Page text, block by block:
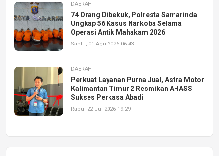
DAERAH
74 Orang Dibekuk, Polresta Samarinda
Ungkap 56 Kasus Narkoba Selama
Operasi Antik Mahakam 2026
Sabtu, 01 Agu 2026 06:43
DAERAH
Perkuat Layanan Purna Jual, Astra Motor
Kalimantan Timur 2 Resmikan AHASS
Sukses Perkasa Abadi
Rabu, 22 Jul 2026 19:29